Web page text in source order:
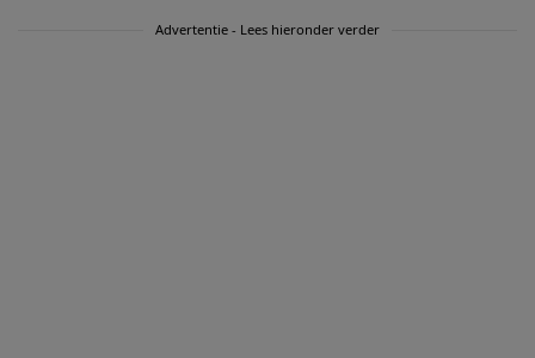
Advertentie - Lees hieronder verder